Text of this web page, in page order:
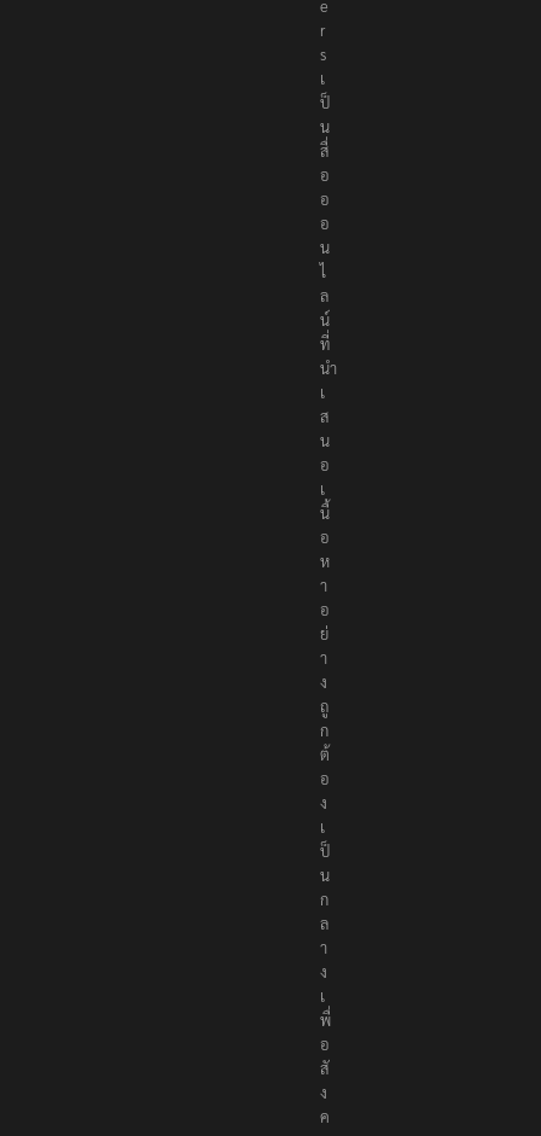
e
r
s
เ
ป็
น
สื่
อ
อ
อ
น
ไ
ล
น์
ที่
นำ
เ
ส
น
อ
เ
นื้
อ
ห
า
อ
ย่
า
ง
ถู
ก
ต้
อ
ง
เ
ป็
น
ก
ล
า
ง
เ
พื่
อ
สั
ง
ค